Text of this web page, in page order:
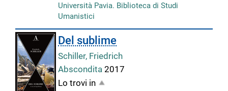
Università Pavia. Biblioteca di Studi
Umanistici
Del sublime
Schiller, Friedrich
Abscondita2017
Lo trovi in